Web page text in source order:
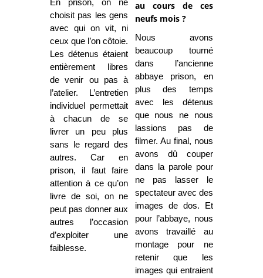
En prison, on ne
choisit pas les gens
avec qui on vit, ni
ceux que l’on côtoie.
Les détenus étaient
entièrement libres
de venir ou pas à
l’atelier. L’entretien
individuel permettait
à chacun de se
livrer un peu plus
sans le regard des
autres. Car en
prison, il faut faire
attention à ce qu’on
livre de soi, on ne
peut pas donner aux
autres l’occasion
d’exploiter une
faiblesse.
au cours de ces
neufs mois ?
Nous avons
beaucoup tourné
dans l’ancienne
abbaye prison, en
plus des temps
avec les détenus
que nous ne nous
lassions pas de
filmer. Au final, nous
avons dû couper
dans la parole pour
ne pas lasser le
spectateur avec des
images de dos. Et
pour l’abbaye, nous
avons travaillé au
montage pour ne
retenir que les
images qui entraient